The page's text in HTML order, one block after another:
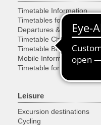
Timetable Information
Timetables for Stops
Departures & Arrivals
Timetable Changes
Timetable Book
Mobile Information
Timetable for developers
Leisure
Excursion destinations
Cycling